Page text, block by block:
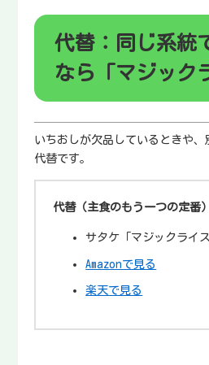
代替：同じ系統
なら「マジック
いちおしが欠品しているときや
代替です。
代替（主食のもう一つの定番）
サタケ「マジックライ
Amazonで見る
楽天で見る